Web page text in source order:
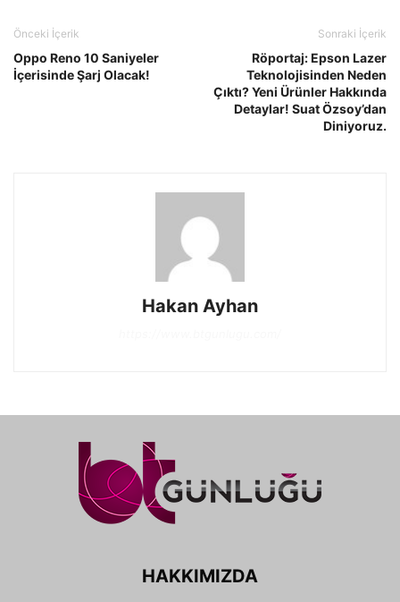
Önceki İçerik
Oppo Reno 10 Saniyeler
İçerisinde Şarj Olacak!
Sonraki İçerik
Röportaj: Epson Lazer
Teknolojisinden Neden
Çıktı? Yeni Ürünler Hakkında
Detaylar! Suat Özsoy’dan
Diniyoruz.
Hakan Ayhan
HAKKIMIZDA